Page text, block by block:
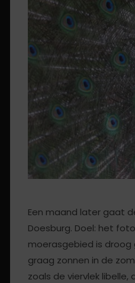
Een maand later gaat
Doesburg. Doel: het
moerasgebied is droog
graag zonnen in de
zoals de viervlek